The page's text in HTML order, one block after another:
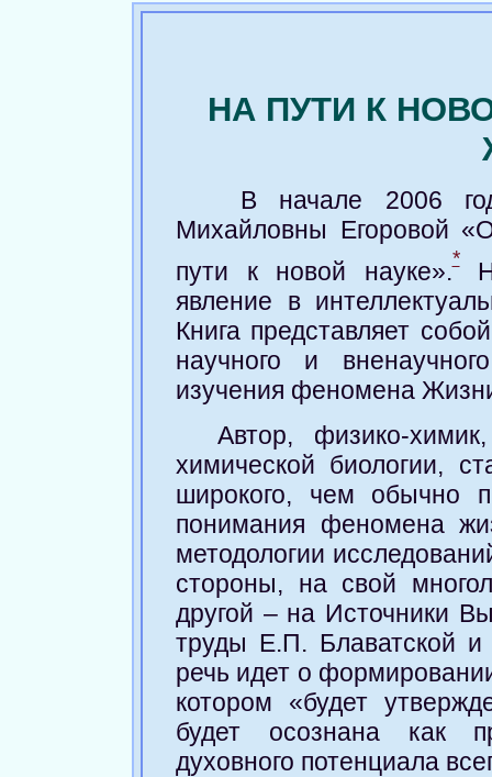
НА ПУТИ К
В начале 2006
Михайловны Егоровой
пути к новой науке».*
явление в
Книга представляет
научного и
изучения феномена
Автор, физико-
химической биологии,
широкого, чем обычно
понимания феномена
методологии
стороны, на свой
другой – на Источники
труды Е.П. Блаватской
речь идет о
котором «будет
будет осознана как
духовного потенциала